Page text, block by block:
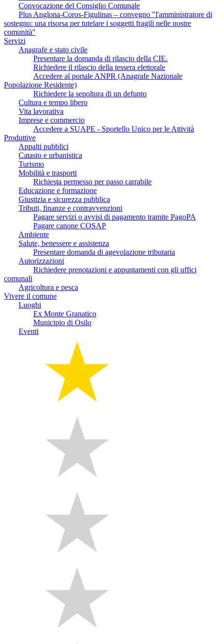
Convocazione del Consiglio Comunale
Plus Anglona-Coros-Figulinas – convegno "l'amministratore di
sostegno: una risorsa per tutelare i soggetti fragili nelle nostre
comunità"
Servizi
Anagrafe e stato civile
Presentare la domanda di rilascio della CIE.
Richiedere il rilascio della tessera elettorale
Accedere al portale ANPR (Anagrafe Nazionale
Popolazione Residente)
Richiedere la sepoltura di un defunto
Cultura e tempo libero
Vita lavorativa
Imprese e commercio
Accedere a SUAPE - Sportello Unico per le Attività
Produttive
Appalti pubblici
Catasto e urbanistica
Turismo
Mobilità e trasporti
Richiesta permesso per passo carrabile
Educazione e formazione
Giustizia e sicurezza pubblica
Tributi, finanze e contravvenzioni
Pagare servizi o avvisi di pagamento tramite PagoPA
Pagare canone COSAP
Ambiente
Salute, benessere e assistenza
Presentare domanda di agevolazione tributaria
Autorizzazioni
Richiedere prenotazioni e appuntamenti con gli uffici
comunali
Agricoltura e pesca
Vivere il comune
Luoghi
Ex Monte Granatico
Municipio di Osilo
Eventi